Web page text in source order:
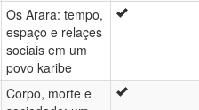
Os Arara: tempo,
espaço e relaçes
sociais em um
povo karibe
Corpo, morte e